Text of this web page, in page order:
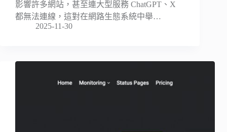
影響許多網站，甚至連大型服務 ChatGPT、X
都無法連線，這對在網路生態系統中舉…
2025-11-30